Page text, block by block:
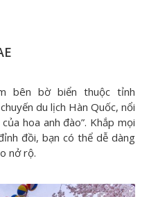
bên bờ biển thuộc tỉnh
du lịch Hàn Quốc, nổi
hoa anh đào”. Khắp mọi
đồi, bạn có thể dễ dàng
nở rộ.